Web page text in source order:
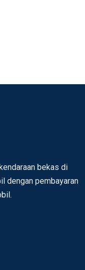
bekas di
dengan pembayaran